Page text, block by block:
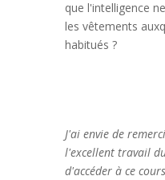
que l'intelligence
les vêtements
habitués ?
J'ai envie de
l'excellent travail
d'accéder à ce